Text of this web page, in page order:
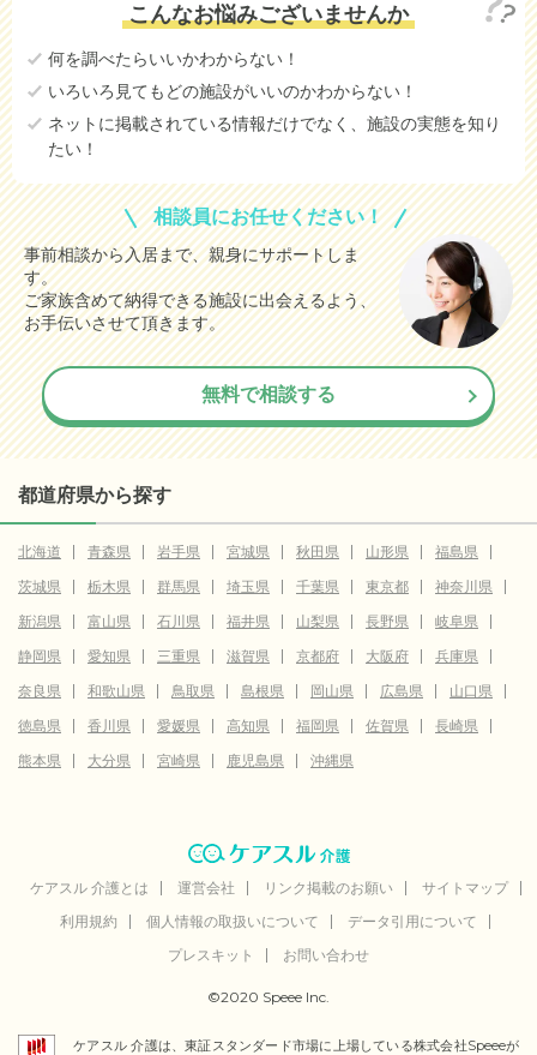
こんなお悩みございませんか
何を調べたらいいかわからない！
いろいろ見てもどの施設がいいのかわからない！
ネットに掲載されている情報だけでなく、施設の実態を知り
たい！
相談員にお任せください！
事前相談から入居まで、親身にサポートしま
す。
ご家族含めて納得できる施設に出会えるよう、
お手伝いさせて頂きます。
無料で相談する
都道府県から探す
北海道 青森県 岩手県 宮城県 秋田県 山形県
福島県
茨城県
栃木県 群馬県 埼玉県 千葉県 東京都
神奈川県
新潟県
富山県 石川県 福井県 山梨県 長野県
岐阜県
静岡県
愛知県 三重県 滋賀県 京都府 大阪府
兵庫県
奈良県
和歌山県 鳥取県 島根県 岡山県 広島県
山口県
徳島県
香川県 愛媛県 高知県 福岡県 佐賀県
長崎県
熊本県
大分県 宮崎県 鹿児島県 沖縄県
ケアスル 介護とは 運営会社 リンク掲載のお願い
サイトマップ
利用規約
個人情報の取扱いについて
データ引用について
プレスキット
お問い合わせ
©2020 Speee Inc.
ケアスル 介護は、東証スタンダード市場に上場している株式会社Speeeが